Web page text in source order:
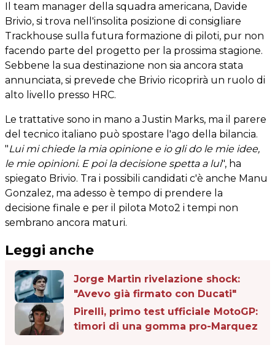
Il team manager della squadra americana, Davide
Brivio, si trova nell'insolita posizione di consigliare
Trackhouse sulla futura formazione di piloti, pur non
facendo parte del progetto per la prossima stagione.
Sebbene la sua destinazione non sia ancora stata
annunciata, si prevede che Brivio ricoprirà un ruolo di
alto livello presso HRC.
Le trattative sono in mano a Justin Marks, ma il parere
del tecnico italiano può spostare l'ago della bilancia.
"Lui mi chiede la mia opinione e io gli do le mie idee,
le mie opinioni. E poi la decisione spetta a lui", ha
spiegato Brivio. Tra i possibili candidati c'è anche Manu
Gonzalez, ma adesso è tempo di prendere la
decisione finale e per il pilota Moto2 i tempi non
sembrano ancora maturi.
Leggi anche
Jorge Martin rivelazione shock:
"Avevo già firmato con Ducati"
Pirelli, primo test ufficiale MotoGP:
timori di una gomma pro-Marquez